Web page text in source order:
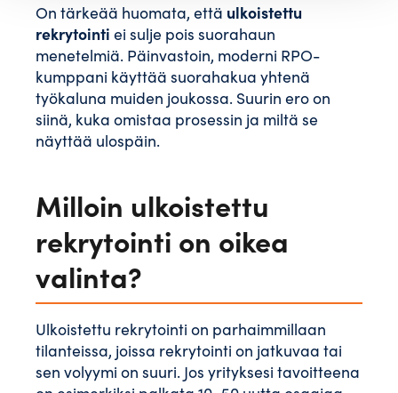
On tärkeää huomata, että ulkoistettu
rekrytointi ei sulje pois suorahaun
menetelmiä. Päinvastoin, moderni RPO-
kumppani käyttää suorahakua yhtenä
työkaluna muiden joukossa. Suurin ero on
siinä, kuka omistaa prosessin ja miltä se
näyttää ulospäin.
Milloin ulkoistettu
rekrytointi on oikea
valinta?
Ulkoistettu rekrytointi on parhaimmillaan
tilanteissa, joissa rekrytointi on jatkuvaa tai
sen volyymi on suuri. Jos yrityksesi tavoitteena